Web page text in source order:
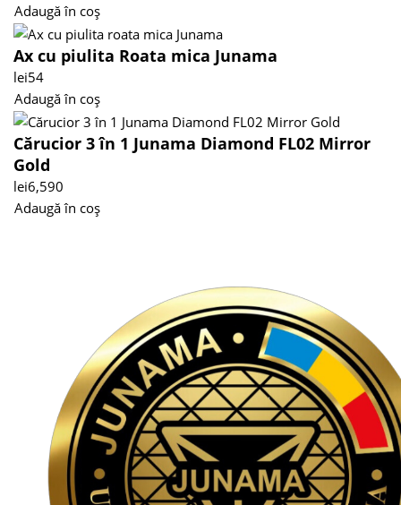
Adaugă în coș
Ax cu piulita Roata mica Junama
lei54
Adaugă în coș
Cărucior 3 în 1 Junama Diamond FL02 Mirror
Gold
lei6,590
Adaugă în coș